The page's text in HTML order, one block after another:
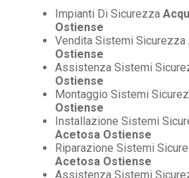
Impianti Di Sicurezza
Ostiense
Vendita Sistemi Sicurezza
Ostiense
Assistenza Sistemi
Ostiense
Montaggio Sistemi
Ostiense
Installazione Sistemi
Acetosa Ostiense
Riparazione Sistemi
Acetosa Ostiense
Assistenza Sistemi